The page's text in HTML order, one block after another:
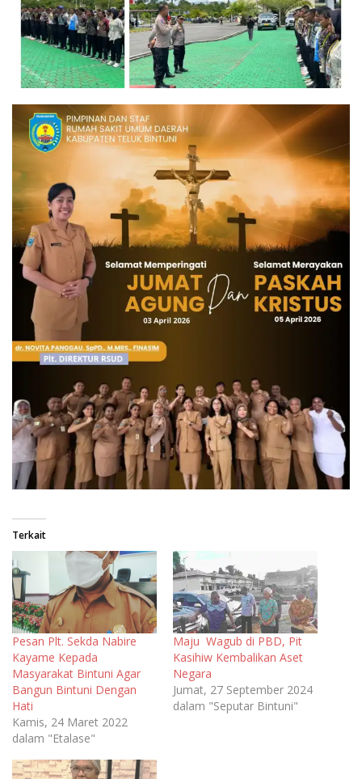
Terkait
Pesan Plt. Sekda Nabire
Kayame Kepada
Masyarakat Bintuni Agar
Bangun Bintuni Dengan
Hati
Kamis, 24 Maret 2022
dalam "Etalase"
Maju Wagub di PBD, Pit
Kasihiw Kembalikan Aset
Negara
Jumat, 27 September 2024
dalam "Seputar Bintuni"